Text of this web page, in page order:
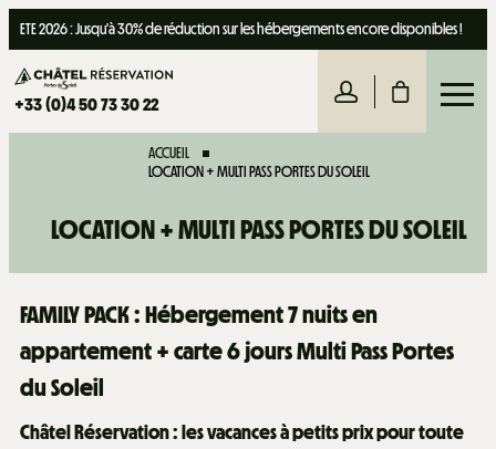
ETE 2026 : Jusqu'à 30% de réduction sur les hébergements encore disponibles !
+33 (0)4 50 73 30 22
ACCUEIL
LOCATION + MULTI PASS PORTES DU SOLEIL
LOCATION + MULTI PASS PORTES DU SOLEIL
FAMILY PACK :Hébergement 7 nuits en
appartement + carte 6 jours Multi Pass Portes
du Soleil
Châtel Réservation : les vacances à petits prix pour toute